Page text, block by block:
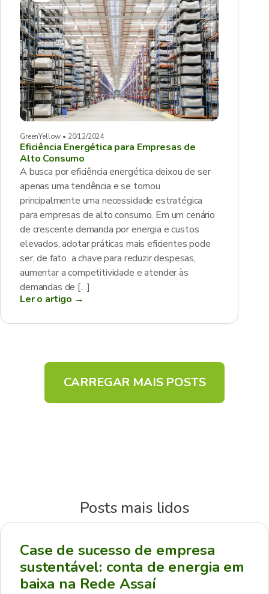
GreenYellow • 20/12/2024
Eficiência Energética para Empresas de
Alto Consumo
A busca por eficiência energética deixou de ser
apenas uma tendência e se tornou
principalmente uma necessidade estratégica
para empresas de alto consumo. Em um cenário
de crescente demanda por energia e custos
elevados, adotar práticas mais eficientes pode
ser, de fato a chave para reduzir despesas,
aumentar a competitividade e atender às
demandas de […]
Ler o artigo →
CARREGAR MAIS POSTS
Posts mais lidos
Case de sucesso de empresa
sustentável: conta de energia em
baixa na Rede Assaí